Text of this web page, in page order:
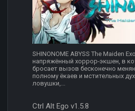
SHINONOME ABYSS The Maiden
напряжённый хоррор-экшен, в
бросает вызов бесконечно
полному ёкаев и мстительных
ловушки,...
Ctrl Alt Ego v1.5.8